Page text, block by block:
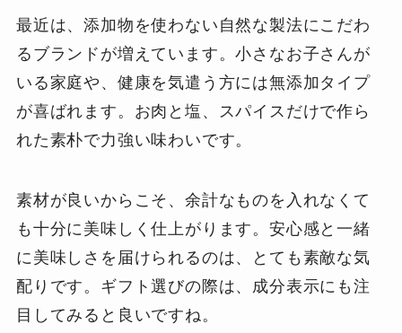
最近は、添加物を使わない自然な製法にこだわ
るブランドが増えています。小さなお子さんが
いる家庭や、健康を気遣う方には無添加タイプ
が喜ばれます。お肉と塩、スパイスだけで作ら
れた素朴で力強い味わいです。
素材が良いからこそ、余計なものを入れなくて
も十分に美味しく仕上がります。安心感と一緒
に美味しさを届けられるのは、とても素敵な気
配りです。ギフト選びの際は、成分表示にも注
目してみると良いですね。